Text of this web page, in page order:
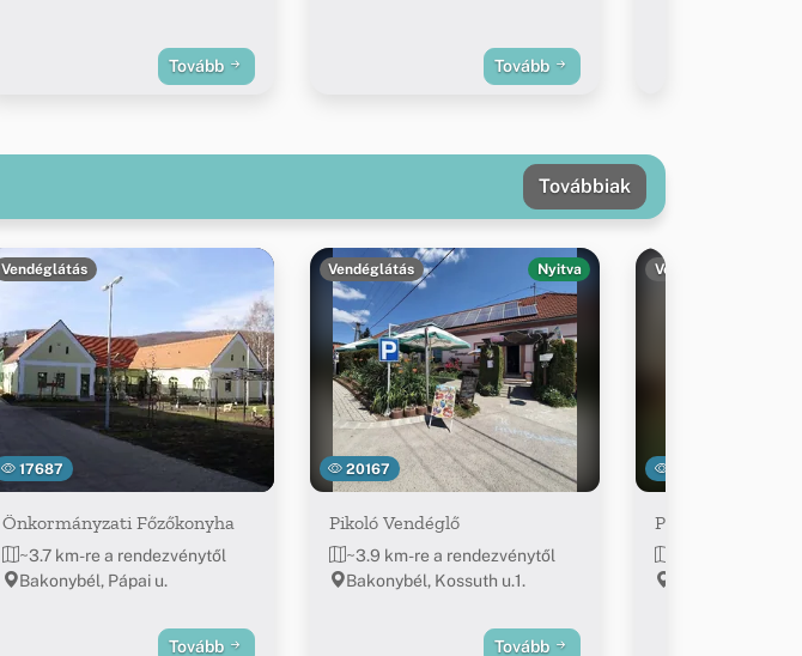
Tovább Tovább
Továbbiak
17687
Vendéglátás
Önkormányzati Főzőkonyha
~3.7 km-re a rendezvénytől
Bakonybél, Pápai u.
Tovább
20167
Vendéglátás Nyitva
Pikoló Vendéglő
~3.9 km-re a rendezvénytől
Bakonybél, Kossuth u.1.
Tovább
Vendéglátás
ParkCafe